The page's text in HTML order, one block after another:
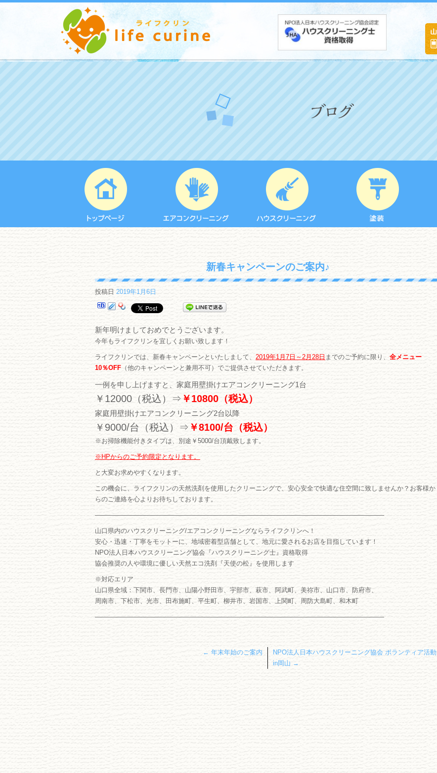
新春キャンペーンのご案内♪
投稿日 2019年1月6日
新年明けましておめでとうございます。
今年もライフクリンを宜しくお願い致します！
ライフクリンでは、新春キャンペーンといたしまして、 2019年1月7日～2月28日 までのご予約に限り、 全メニュー
10％OFF （他のキャンペーンと兼用不可）でご提供させていただきます。
一例を申し上げますと、家庭用壁掛けエアコンクリーニング1台
￥12000（税込）⇒ ￥10800（税込）
家庭用壁掛けエアコンクリーニング2台以降
￥9000/台（税込）⇒ ￥8100/台（税込）
※お掃除機能付きタイプは、別途￥5000/台頂戴致します。
※HPからのご予約限定となります。
と大変お求めやすくなります。
この機会に、ライフクリンの天然洗剤を使用したクリーニングで、安心安全で快適な住空間に致しませんか？お客様か
らのご連絡を心よりお待ちしております。
―――――――――――――――――――――――――――――――――――――――――――――
山口県内のハウスクリーニング/エアコンクリーニングならライフクリンへ！
安心・迅速・丁寧をモットーに、地域密着型店舗として、地元に愛されるお店を目指しています！
NPO法人日本ハウスクリーニング協会『ハウスクリーニング士』資格取得
協会推奨の人や環境に優しい天然エコ洗剤『天使の松』を使用します
※対応エリア
山口県全域：下関市、長門市、山陽小野田市、宇部市、萩市、阿武町、美祢市、山口市、防府市、
周南市、下松市、光市、田布施町、平生町、柳井市、岩国市、上関町、周防大島町、和木町
―――――――――――――――――――――――――――――――――――――――――――――
← 年末年始のご案内
NPO法人日本ハウスクリーニング協会 ボランティア活動
in岡山 →